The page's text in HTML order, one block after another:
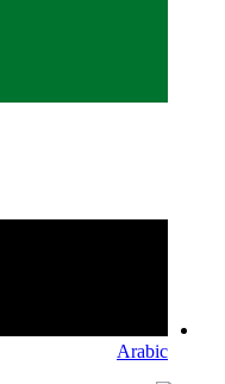
Arabic